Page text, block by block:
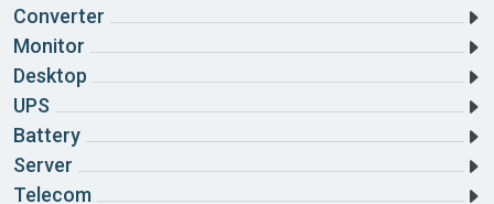
Cao Bằng
Đà Nẵng
Đắk Lắk
Đắk Nông
Converter
Monitor
Desktop
UPS
Battery
Server
Telecom